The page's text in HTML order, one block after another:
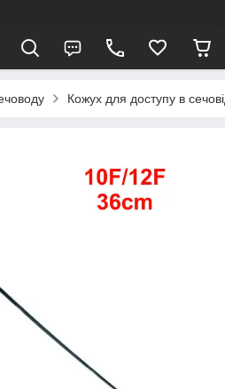
Кожух для доступу в